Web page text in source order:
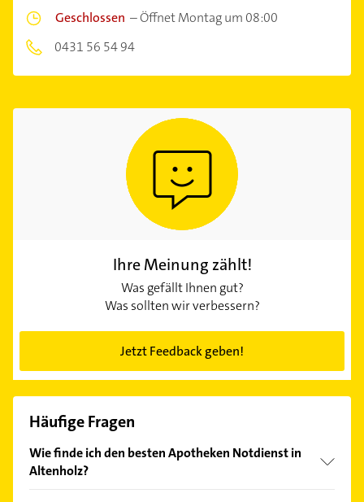
Geschlossen –Öffnet Montag um 08:00
0431 56 54 94
Ihre Meinung zählt!
Was gefällt Ihnen gut?
Was sollten wir verbessern?
Jetzt Feedback geben!
Häufige Fragen
Wie finde ich den besten Apotheken Notdienst in
Altenholz?